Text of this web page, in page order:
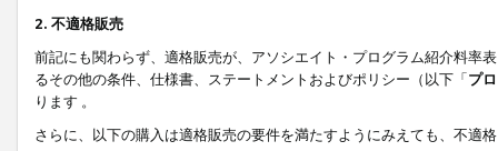
2. 不適格販売
前記にも関わらず、適格販売が、アソシエイト・プログラム紹介料率
るその他の条件、仕様書、ステートメントおよびポリシー（以下「プ
ります 。
さらに、以下の購入は適格販売の要件を満たすようにみえても、不適